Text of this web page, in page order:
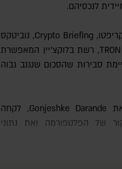
לנכסיהם.
לפי דיווח של אתר החדשות המתמחה בקריפטו, Crypto Briefing, נוביטקס
ספגה גניבה של 48.6 מיליון דולר ברשת TRON, רשת בלוקצ'יין המאפשרת
סבירות שהסכום שנגנב גבוה
של הפלטפורמה ואת נתוני